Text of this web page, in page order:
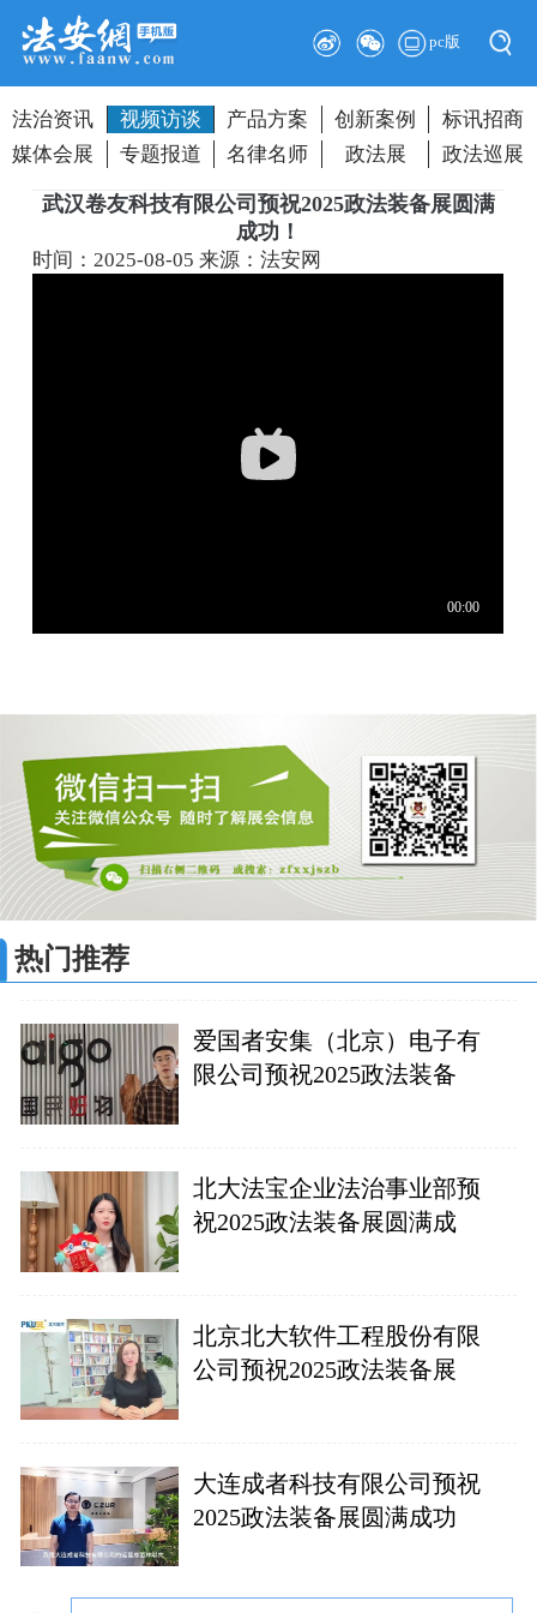
pc版
法治资讯 视频访谈 产品方案 创新案例
标讯招商
媒体会展
专题报道 名律名师 政法展 政法巡展
武汉卷友科技有限公司预祝2025政法装备展圆满
成功！
时间：2025-08-05来源：法安网
热门推荐
爱国者安集（北京）电子有
限公司预祝2025政法装备
北大法宝企业法治事业部预
祝2025政法装备展圆满成
北京北大软件工程股份有限
公司预祝2025政法装备展
大连成者科技有限公司预祝
2025政法装备展圆满成功